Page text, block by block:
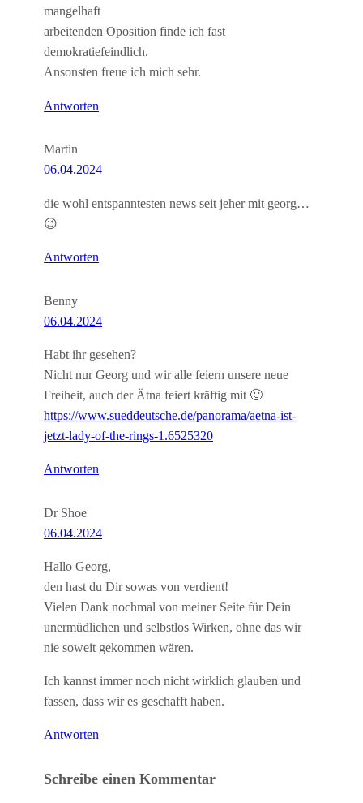
mangelhaft
arbeitenden Oposition finde ich fast
demokratiefeindlich.
Ansonsten freue ich mich sehr.
Antworten
Martin
06.04.2024
die wohl entspanntesten news seit jeher mit georg…
😉
Antworten
Benny
06.04.2024
Habt ihr gesehen?
Nicht nur Georg und wir alle feiern unsere neue
Freiheit, auch der Ätna feiert kräftig mit 🙂
https://www.sueddeutsche.de/panorama/aetna-ist-
jetzt-lady-of-the-rings-1.6525320
Antworten
Dr Shoe
06.04.2024
Hallo Georg,
den hast du Dir sowas von verdient!
Vielen Dank nochmal von meiner Seite für Dein
unermüdlichen und selbstlos Wirken, ohne das wir
nie soweit gekommen wären.
Ich kannst immer noch nicht wirklich glauben und
fassen, dass wir es geschafft haben.
Antworten
Schreibe einen Kommentar